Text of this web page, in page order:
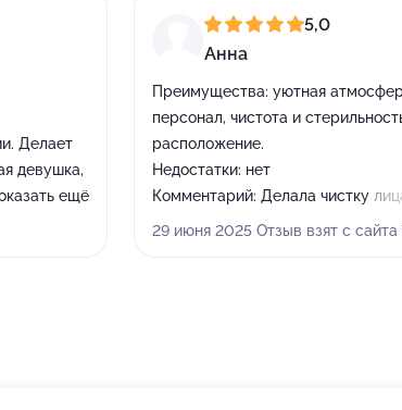
Делает
девушка,
ещё
5,0
Анна
Преимущества: уютная
персонал, чистота и
расположение.
Недостатки: нет
Комментарий: Делала чистку
по косметологии аккуратная, всё
29 июня 2025 Отзыв взят с сайта